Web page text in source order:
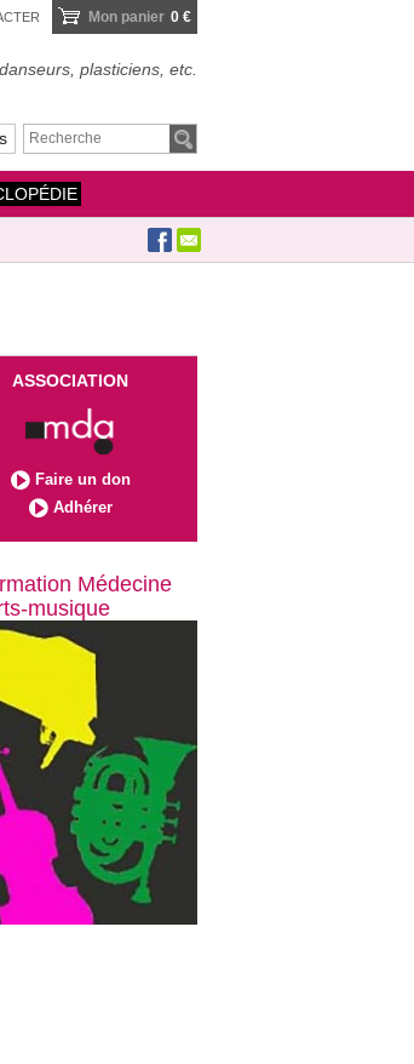
Mon panier 0 €
plasticiens, etc.
ASSOCIATION
Faire un don
Adhérer
Médecine
musique